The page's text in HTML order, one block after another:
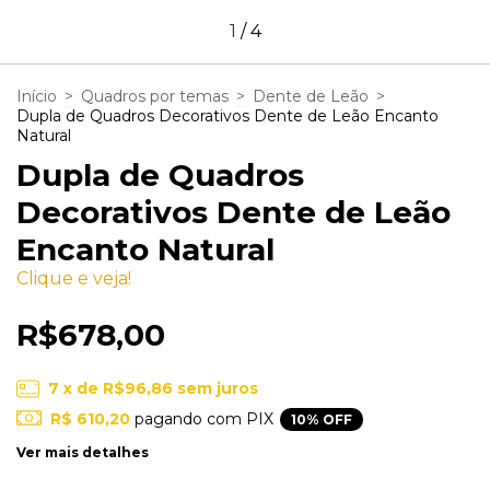
1 /4
Início > Quadros por temas > Dente de Leão >
Dupla de Quadros Decorativos Dente de Leão Encanto
Natural
Dupla de Quadros
Decorativos Dente de Leão
Encanto Natural
Clique e veja!
R$678,00
7 x de R$96,86 sem juros
R$ 610,20 pagando com PIX
10% OFF
Ver mais detalhes